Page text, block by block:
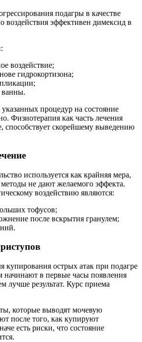
подагры в качестве
воздействия эффективен димексид в
воздействие;
гидрокортизона;
ванны.
процедур на состояние
Физиотерапия как часть лечения
способствует скорейшему выведению
используется как крайняя мера,
не дают желаемого эффекта.
воздействию являются:
тофусов;
после вскрытия гранулем;
купирования острых атак при подагре
начинают в первые часы появления
лучше результат. Курс приема
которые выводят мочевую
после того, как купируют
есть риски, что состояние